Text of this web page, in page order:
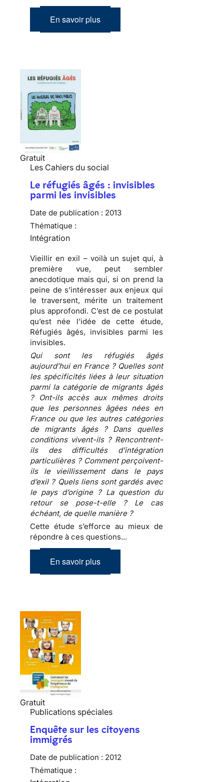
En savoir plus
Gratuit
Les Cahiers du social
Le réfugiés âgés : invisibles
parmi les invisibles
Date de publication : 2013
Thématique :
Intégration
Vieillir en exil – voilà un sujet qui, à
première vue, peut sembler
anecdotique mais qui, si on prend la
peine de s’intéresser aux enjeux qui
le traversent, mérite un traitement
plus approfondi. C’est de ce postulat
qu’est née l’idée de cette étude,
Réfugiés âgés, invisibles parmi les
invisibles.
Qui sont les réfugiés âgés
aujourd’hui en France ? Quelles sont
les spécificités liées à leur situation
parmi la catégorie de migrants âgés
? Ont-ils accès aux mêmes droits
que les personnes âgées nées en
France ou que les autres catégories
de migrants âgés ? Dans quelles
conditions vivent-ils ? Rencontrent-
ils des difficultés d’intégration
particulières ? Comment perçoivent-
ils le vieillissement dans le pays
d’exil ? Quels liens sont gardés avec
le pays d’origine ? La question du
retour se pose-t-elle ? Le cas
échéant, de quelle manière ?
Cette étude s’efforce au mieux de
répondre à ces questions...
En savoir plus
Gratuit
Publications spéciales
Enquête sur les citoyens
immigrés
Date de publication : 2012
Thématique :